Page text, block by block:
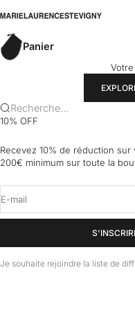
marielaurencestevigny
Panier
Recherche...
10% OFF
Recevez 10% de réduction
200€ minimum sur toute la
E-mail
Je souhaite rejoindre la liste de